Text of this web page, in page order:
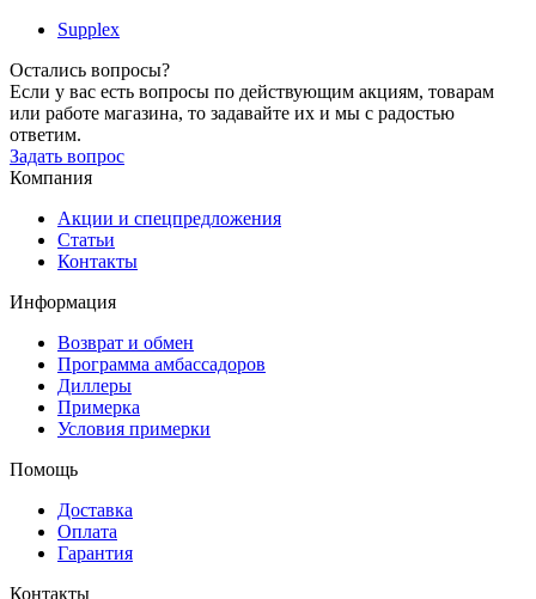
Supplex
Остались вопросы?
Если у вас есть вопросы по действующим акциям, товарам
или работе магазина, то задавайте их и мы с радостью
ответим.
Задать вопрос
Компания
Акции и спецпредложения
Статьи
Контакты
Информация
Возврат и обмен
Программа амбассадоров
Диллеры
Примерка
Условия примерки
Помощь
Доставка
Оплата
Гарантия
Контакты